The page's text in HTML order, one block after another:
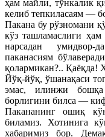
ҳам майли, тўнкалик
келиб тепкиласаям —
Пакана бу рўзномани
кўз ташламаслиги
нарсадан
паканасиям
қолармикан?.. Қаёқда!
Йўқ-йўқ, ўшанақаси
эмас, илинжи
борлигини билса —
Пакананинг ошиқ
биламиз. Хотинига
хабаримиз бор.